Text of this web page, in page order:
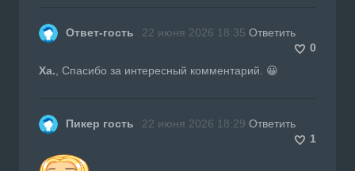
Ответ-гость 22 июня 2026 18:35 Ответить
0
Ха. , Спасибо за интересный комментарий. 😀
Пикер гость 22 июня 2026 18:29 Ответить
1